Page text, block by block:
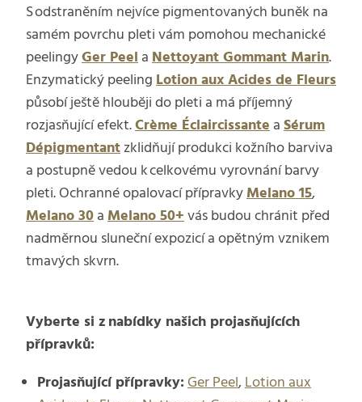
S odstraněním nejvíce pigmentovaných buněk na
samém povrchu pleti vám pomohou mechanické
peelingyGer PeelaNettoyant Gommant Marin.
Enzymatický peelingLotion aux Acides de Fleurs
působí ještě hlouběji do pleti a má příjemný
rozjasňující efekt.Crème ÉclaircissanteaSérum
Dépigmentantzklidňují produkci kožního barviva
a postupně vedou k celkovému vyrovnání barvy
pleti. Ochranné opalovací přípravkyMelano 15,
Melano 30aMelano 50+vás budou chránit před
nadměrnou sluneční expozicí a opětným vznikem
tmavých skvrn.
Vyberte si z nabídky našich projasňujících
přípravků:
Projasňující přípravky:Ger Peel,Lotion aux